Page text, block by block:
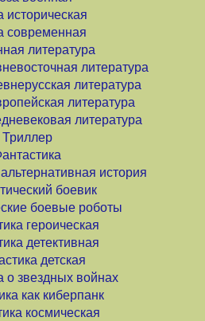
историческая
современная
литература
литература
литература
литература
литература
Триллер
история
боевик
боевые роботы
героическая
детективная
детская
о звездных войнах
как киберпанк
космическая